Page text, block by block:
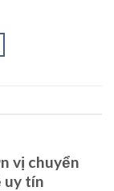
vị chuyển
uy tín